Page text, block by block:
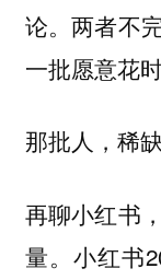
论。两者不
一批愿意花
那批人，稀缺
再聊小红书
量。小红书